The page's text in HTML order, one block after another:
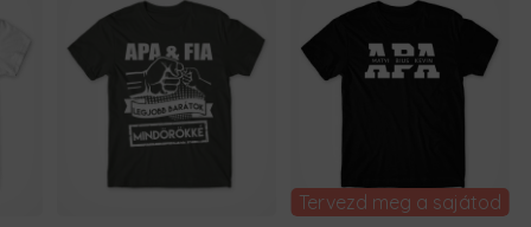
Tervezd meg a sajátod